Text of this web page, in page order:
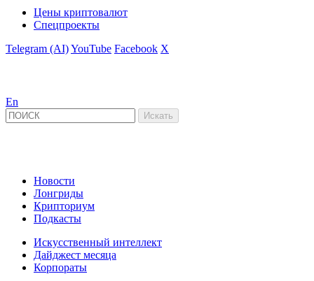
Цены криптовалют
Спецпроекты
Telegram (AI)YouTube Facebook X
En
Новости
Лонгриды
Крипториум
Подкасты
Искусственный интеллект
Дайджест месяца
Корпораты